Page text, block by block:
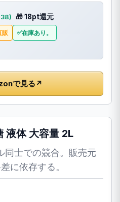
🎁 18pt還元
販 在庫あり。
で見る ↗
液体 大容量 2L
同士での競合。販売元
に依存する。